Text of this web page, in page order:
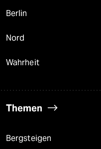
Berlin
Nord
Wahrheit
Themen
Bergsteigen